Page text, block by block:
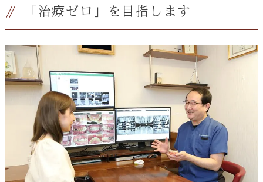
「治療ゼロ」を目指します